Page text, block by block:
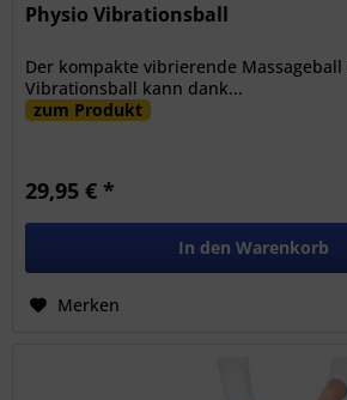
Physio Vibrationsball
Der kompakte vibrierende Massageball
Vibrationsball kann dank...
zum Produkt
29,95 € *
In den Warenkorb
Merken